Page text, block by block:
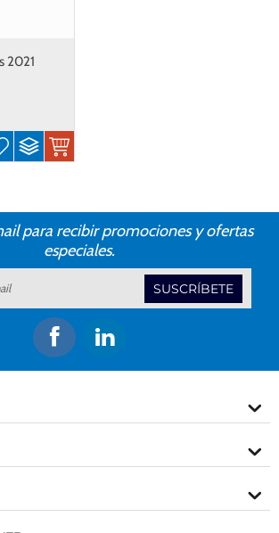
2021
para recibir promociones y ofertas
especiales.
SUSCRÍBETE